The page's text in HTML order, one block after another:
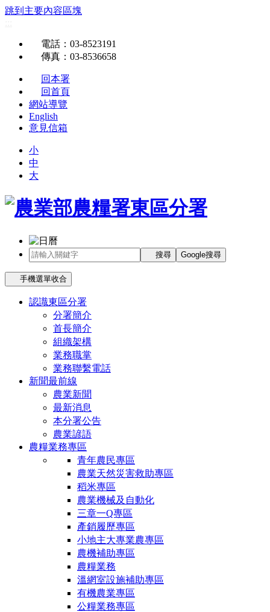
跳到主要內容區塊
電話 ：03-8523191
傳真 ：03-8536658
回本署
回首頁
網站導覽
English
意見信箱
小
中
大
搜尋 Google搜尋
手機選單收合
認識東區分署
分署簡介
首長簡介
組織架構
業務職掌
業務聯繫電話
新聞最前線
農業新聞
最新消息
本分署公告
農業諺語
農糧業務專區
青年農民專區
農業天然災害救助專區
稻米專區
農業機械及自動化
三章一Q專區
產銷履歷專區
小地主大專業農專區
農機補助專區
農糧業務
溫網室設施補助專區
有機農業專區
公糧業務專區